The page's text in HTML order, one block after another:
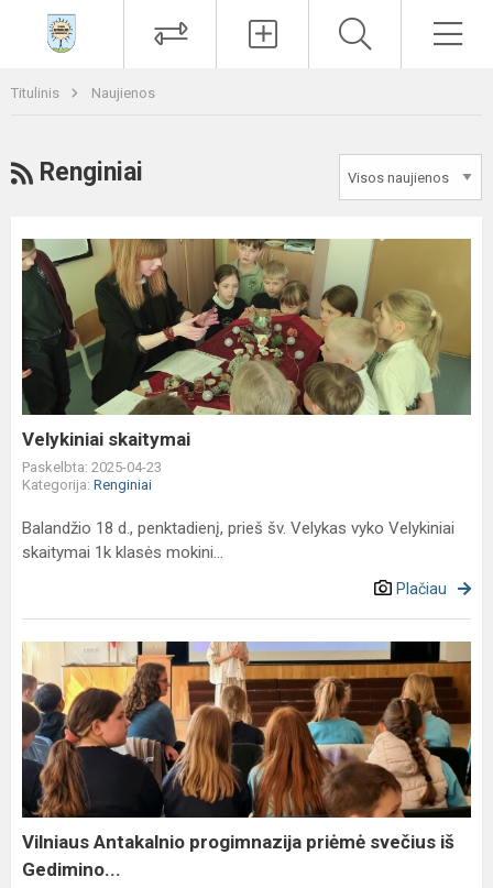
Titulinis Naujienos
RSS
Renginiai
Velykiniai
skaitymai
Velykiniai skaitymai
Paskelbta: 2025-04-23
Kategorija: Renginiai
Balandžio 18 d., penktadienį, prieš šv. Velykas vyko Velykiniai
skaitymai 1k klasės mokini...
Plačiau
Vilniaus
Antakalnio
progimnazija
priėmė
svečius
iš
Gedimino...
Vilniaus Antakalnio progimnazija priėmė svečius iš
Gedimino...